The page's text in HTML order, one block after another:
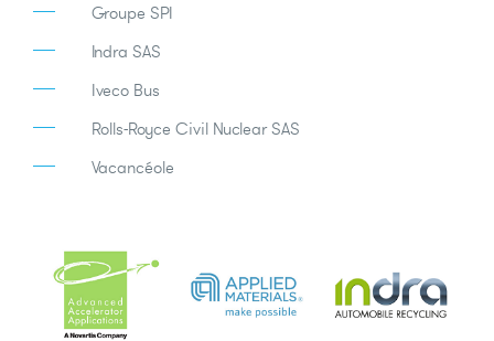
Groupe SPI
Indra SAS
Iveco Bus
Rolls-Royce Civil Nuclear SAS
Vacancéole